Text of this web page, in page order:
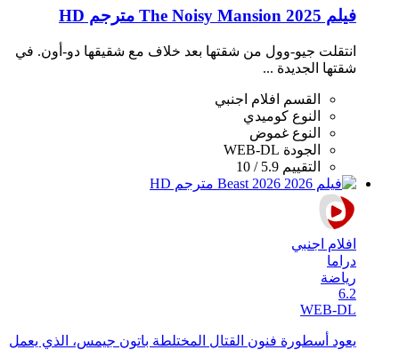
فيلم The Noisy Mansion 2025 مترجم HD
انتقلت جيو-وول من شقتها بعد خلاف مع شقيقها دو-أون. في
شقتها الجديدة ...
القسم
افلام اجنبي
النوع كوميدي
النوع غموض
الجودة WEB-DL
التقييم 5.9 / 10
افلام اجنبي
دراما
رياضة
6.2
WEB-DL
يعود أسطورة فنون القتال المختلطة باتون جيمس، الذي يعمل